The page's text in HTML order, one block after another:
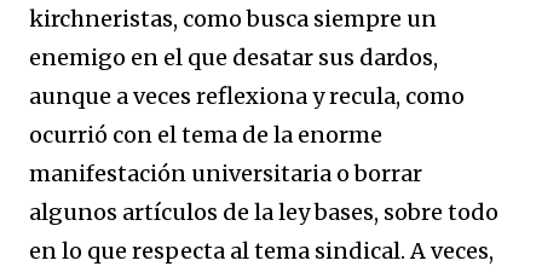
kirchneristas, como busca siempre un
enemigo en el que desatar sus dardos,
aunque a veces reflexiona y recula, como
ocurrió con el tema de la enorme
manifestación universitaria o borrar
algunos artículos de la ley bases, sobre todo
en lo que respecta al tema sindical. A veces,